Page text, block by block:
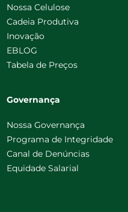
Nossa Celulose
Cadeia Produtiva
Inovação
EBLOG
Tabela de Preços
Governança
Nossa Governança
Programa de Integridade
Canal de Denúncias
Equidade Salarial